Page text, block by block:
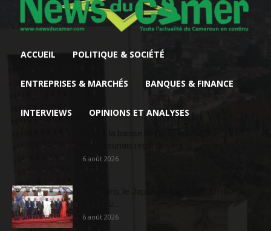
ACCUEIL POLITIQUE & SOCIÉTÉ
ENTREPRISES & MARCHÉS BANQUES & FINANCE
INTERVIEWS OPINIONS ET ANALYSES
6 août 2026
6 août 2026